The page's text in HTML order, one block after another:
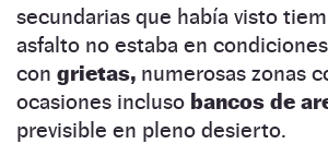
secundarias que había visto
asfalto no estaba en
con grietas, numerosas zonas
ocasiones incluso bancos de
previsible en pleno desierto.